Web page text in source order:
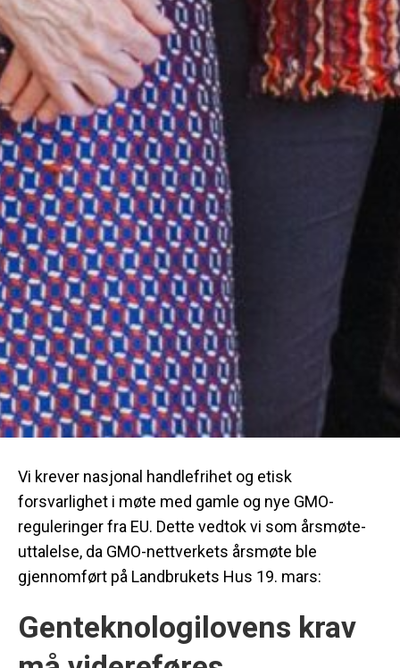
Vi krever nasjonal handlefrihet og etisk
forsvarlighet i møte med gamle og nye GMO-
reguleringer fra EU. Dette vedtok vi som årsmøte-
uttalelse, da GMO-nettverkets årsmøte ble
gjennomført på Landbrukets Hus 19. mars:
Genteknologilovens krav